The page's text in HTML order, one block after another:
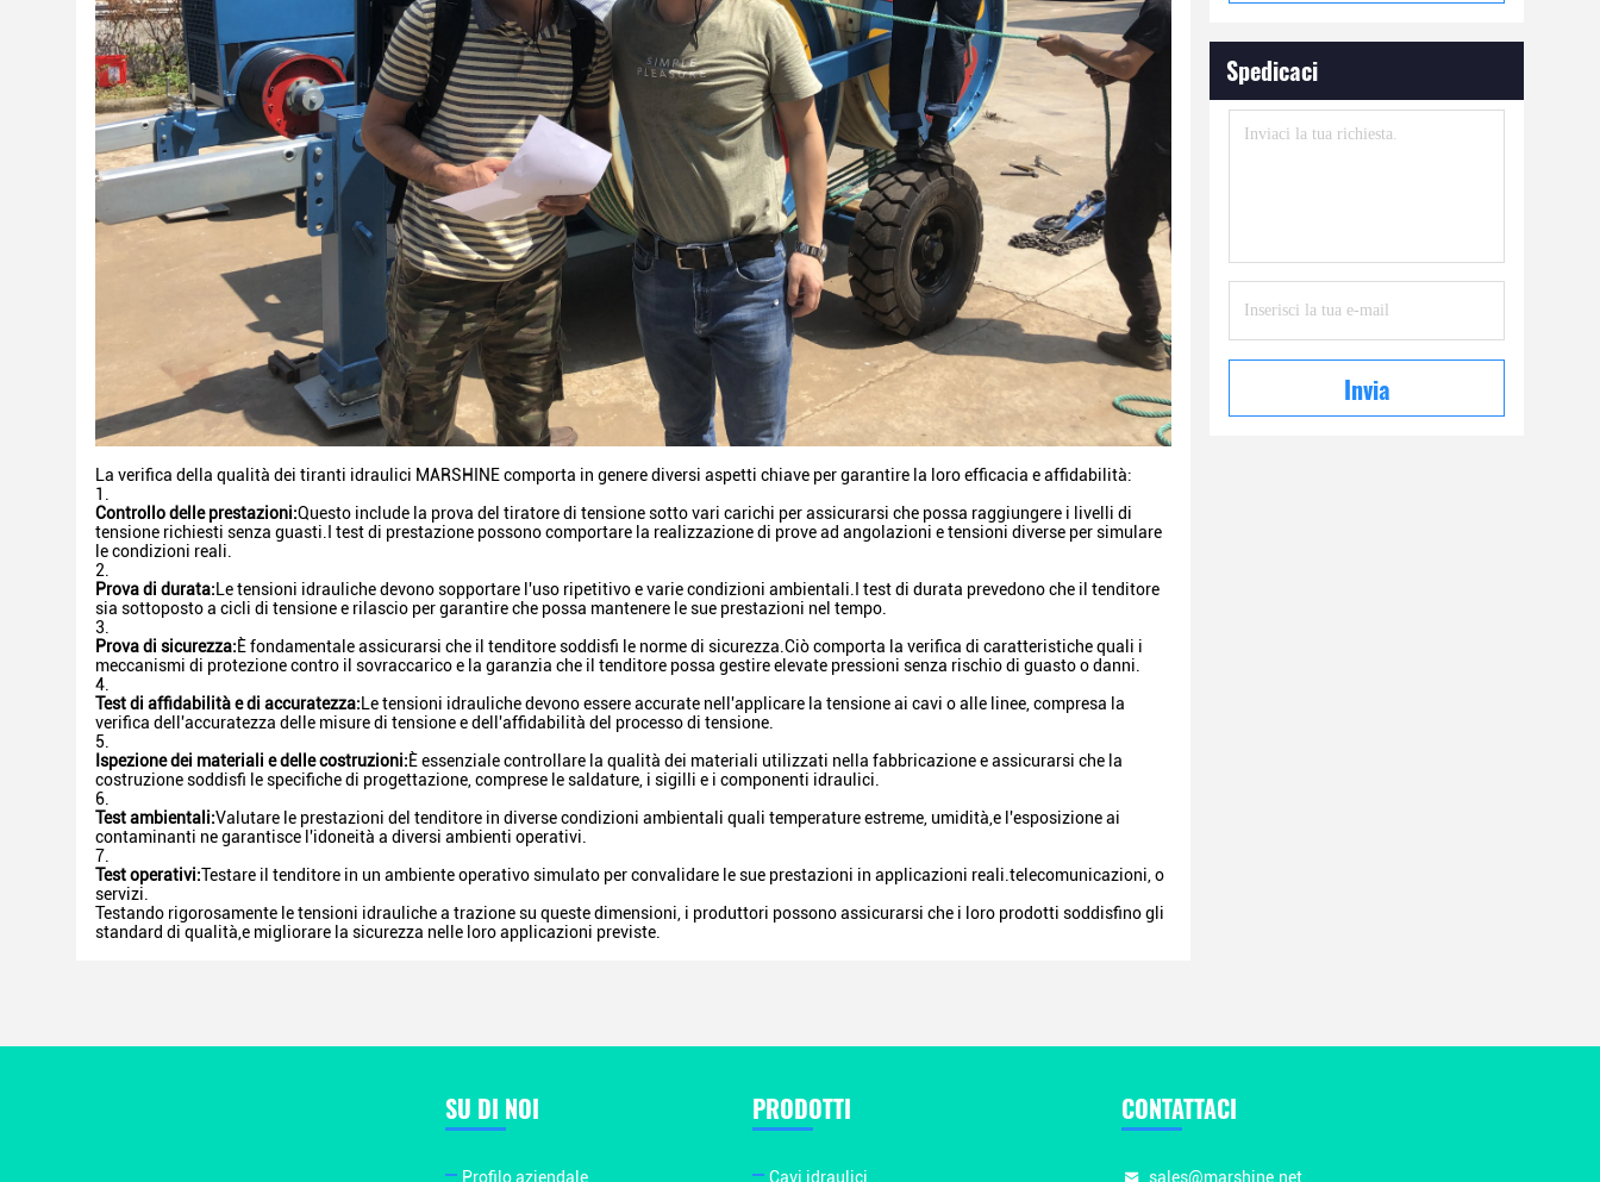
La verifica della qualità dei tiranti idraulici MARSHINE comporta in genere diversi aspetti chiave per garantire la loro efficacia e affidabilità:
Controllo delle prestazioni:Questo include la prova del tiratore di tensione sotto vari carichi per assicurarsi che possa raggiungere i livelli di
tensione richiesti senza guasti.I test di prestazione possono comportare la realizzazione di prove ad angolazioni e tensioni diverse per simulare
le condizioni reali.
Prova di durata: Le tensioni idrauliche devono sopportare l'uso ripetitivo e varie condizioni ambientali.I test di durata prevedono che il tenditore
sia sottoposto a cicli di tensione e rilascio per garantire che possa mantenere le sue prestazioni nel tempo.
Prova di sicurezza:È fondamentale assicurarsi che il tenditore soddisfi le norme di sicurezza.Ciò comporta la verifica di caratteristiche quali i
meccanismi di protezione contro il sovraccarico e la garanzia che il tenditore possa gestire elevate pressioni senza rischio di guasto o danni.
Test di affidabilità e di accuratezza: Le tensioni idrauliche devono essere accurate nell'applicare la tensione ai cavi o alle linee, compresa la
verifica dell'accuratezza delle misure di tensione e dell'affidabilità del processo di tensione.
Ispezione dei materiali e delle costruzioni:È essenziale controllare la qualità dei materiali utilizzati nella fabbricazione e assicurarsi che la
costruzione soddisfi le specifiche di progettazione, comprese le saldature, i sigilli e i componenti idraulici.
Test ambientali:Valutare le prestazioni del tenditore in diverse condizioni ambientali quali temperature estreme, umidità,e l'esposizione ai
contaminanti ne garantisce l'idoneità a diversi ambienti operativi.
Test operativi:Testare il tenditore in un ambiente operativo simulato per convalidare le sue prestazioni in applicazioni reali.telecomunicazioni, o
servizi.
Testando rigorosamente le tensioni idrauliche a trazione su queste dimensioni, i produttori possono assicurarsi che i loro prodotti soddisfino gli
standard di qualità,e migliorare la sicurezza nelle loro applicazioni previste.
Spedicaci
Invia
SU DI NOI
Profilo aziendale
PRODOTTI
Cavi idraulici
CONTATTACI
sales@marshine.net